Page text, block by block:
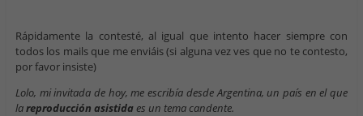
Rápidamente la contesté, al igual que intento hacer siempre con
todos los mails que me enviáis (si alguna vez ves que no te contesto,
por favor insiste)
Lolo, mi invitada de hoy, me escribía desde Argentina, un país en el que
lareproducción asistidaes un tema candente.